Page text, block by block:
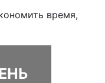
время,